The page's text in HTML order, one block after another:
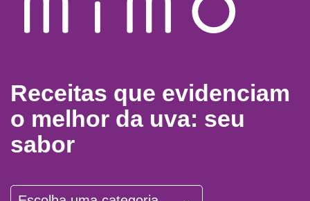
Receitas que evidenciam
o melhor da uva: seu
sabor